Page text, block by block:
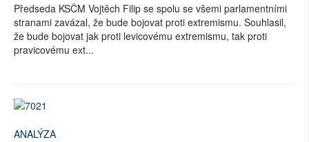
Předseda KSČM Vojtěch Filip se spolu se všemi parlamentními
stranami zavázal, že bude bojovat proti extremismu. Souhlasil,
že bude bojovat jak proti levicovému extremismu, tak proti
pravicovému ext...
ANALÝZA